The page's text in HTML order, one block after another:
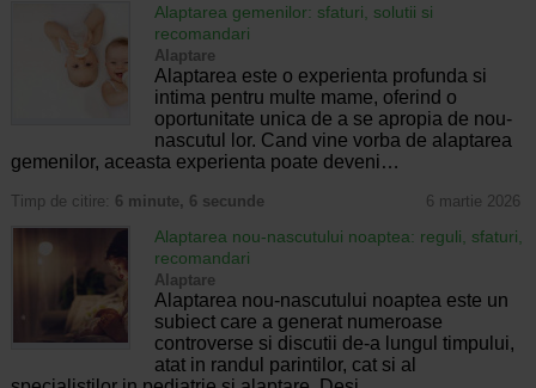
Alaptarea gemenilor: sfaturi, solutii si
recomandari
Alaptare
Alaptarea este o experienta profunda si
intima pentru multe mame, oferind o
oportunitate unica de a se apropia de nou-
nascutul lor. Cand vine vorba de alaptarea
gemenilor, aceasta experienta poate deveni…
Timp de citire: 6 minute, 6 secunde 6 martie 2026
Alaptarea nou-nascutului noaptea: reguli, sfaturi,
recomandari
Alaptare
Alaptarea nou-nascutului noaptea este un
subiect care a generat numeroase
controverse si discutii de-a lungul timpului,
atat in randul parintilor, cat si al